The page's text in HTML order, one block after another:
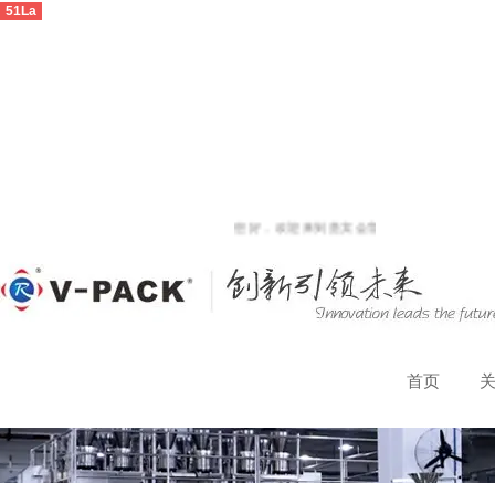
51La
您好，欢迎来到贵宾会官方网站！
首页